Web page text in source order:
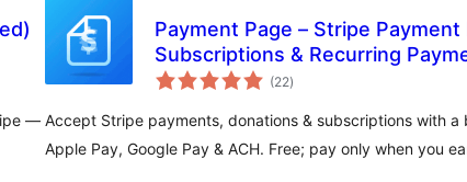
—
Payment Page – Stripe
Subscriptions & Recurring
(22Bewertungen
insgesamt
)
Accept Stripe payments, donations & subscriptions with a
Apple Pay, Google Pay & ACH. Free; pay only when you